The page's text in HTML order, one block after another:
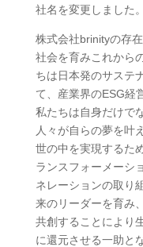
社名を変更しました。
株式会社brinityの存
社会を育みこれから
ちは日本発のサステ
て、産業界のESG経
私たちは自身だけで
人々が自らの夢を叶
世の中を実現するた
ランスフォーメーシ
ネレーションの取り
来のリーダーを育み
共創することにより
に還元させる一助と